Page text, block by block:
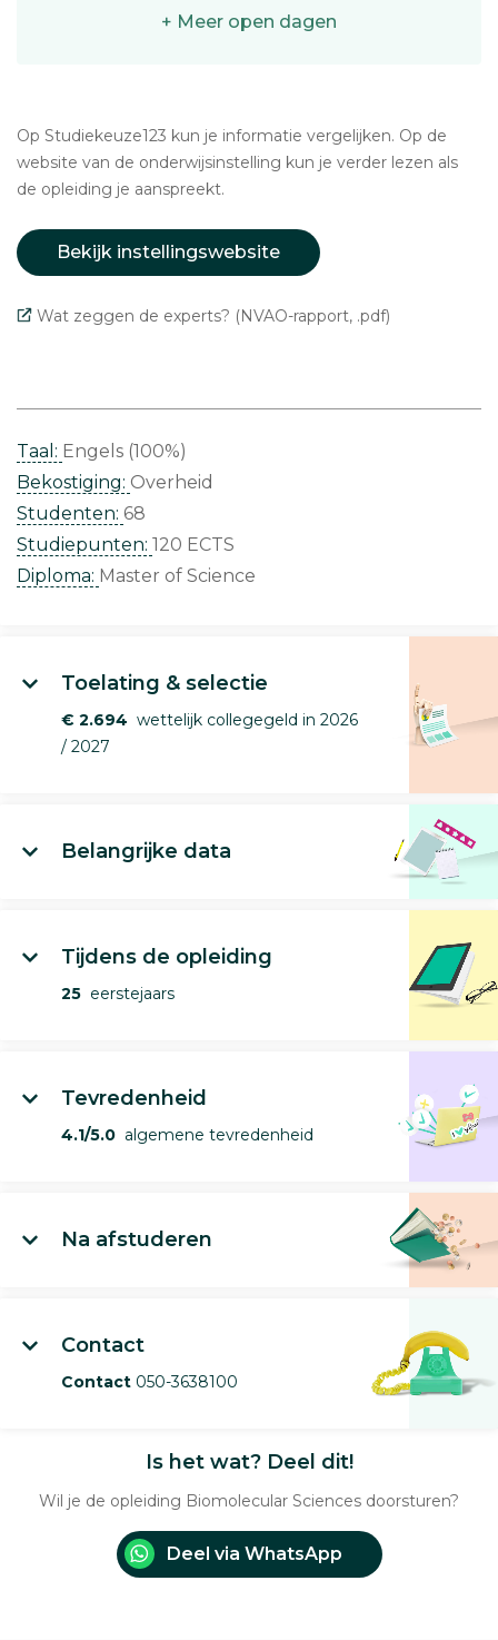
+ Meer open dagen
Op Studiekeuze123 kun je informatie vergelijken. Op de
website van de onderwijsinstelling kun je verder lezen als
de opleiding je aanspreekt.
Bekijk instellingswebsite
Wat zeggen de experts? (NVAO-rapport, .pdf)
Taal: Engels (100%)
Bekostiging: Overheid
Studenten: 68
Studiepunten: 120 ECTS
Diploma: Master of Science
Toelating & selectie
€ 2.694 wettelijk collegegeld in 2026
/ 2027
Belangrijke data
Tijdens de opleiding
25 eerstejaars
Tevredenheid
4.1/5.0 algemene tevredenheid
Na afstuderen
Contact
Contact 050-3638100
Is het wat? Deel dit!
Wil je de opleiding Biomolecular Sciences doorsturen?
Deel via WhatsApp